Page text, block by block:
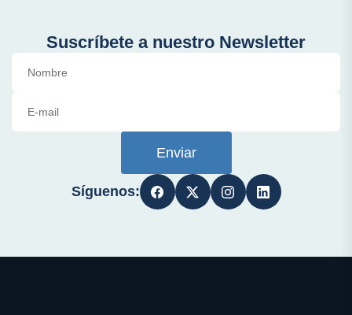
Suscríbete a nuestro Newsletter
Enviar
Síguenos: